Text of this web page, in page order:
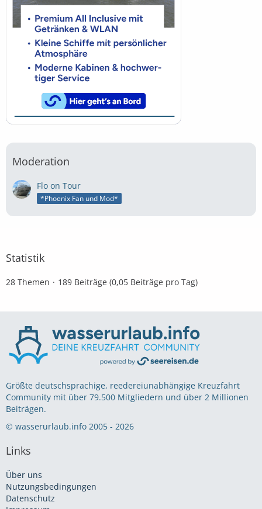
Moderation
Flo on Tour
*Phoenix Fan und Mod*
Statistik
28 Themen 189 Beiträge (0,05 Beiträge pro Tag)
Größte deutschsprachige, reedereiunabhängige Kreuzfahrt
Community mit über 79.500 Mitgliedern und über 2 Millionen
Beiträgen.
© wasserurlaub.info 2005 - 2026
Links
Über uns
Nutzungsbedingungen
Datenschutz